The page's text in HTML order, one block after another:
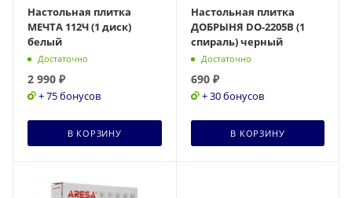
Настольная плитка
МЕЧТА 112Ч (1 диск)
белый
Достаточно
2 990 ₽
+ 75 бонусов
В КОРЗИНУ
Настольная плитка
ДОБРЫНЯ DO-2205B (1
спираль) черный
Достаточно
690₽
+ 30 бонусов
В КОРЗИНУ